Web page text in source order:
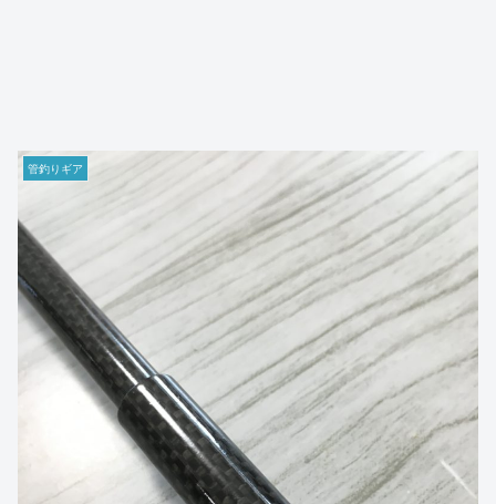
管釣りギア